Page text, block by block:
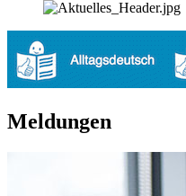
Meldungen